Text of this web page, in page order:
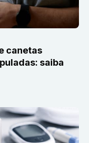
canetas
saiba